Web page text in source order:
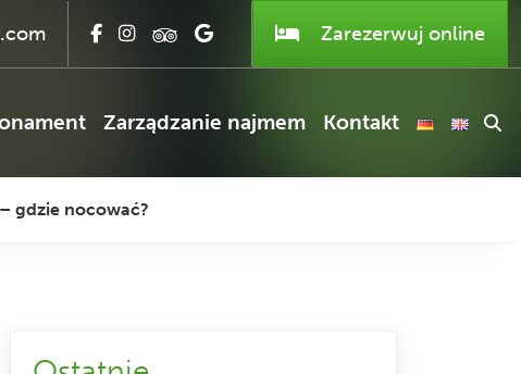
Zarezerwuj online
Zarządzanie najmem Kontakt
gdzie nocować?